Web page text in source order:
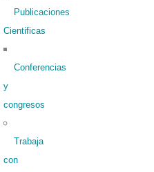
Publicaciones
Cientificas
Conferencias
y
congresos
Trabaja
con